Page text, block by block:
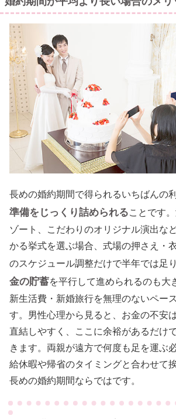
長めの婚約期間で得られるいちばんの利
準備をじっくり詰められることです
ゾート、こだわりのオリジナル演出な
かる挙式を選ぶ場合、式場の押さえ・
のスケジュール調整だけで半年では足
金の貯蓄を平行して進められるのも大
新生活費・新婚旅行を無理のないペー
す。男性心理から見ると、お金の不安
直結しやすく、ここに余裕があるだけ
きます。両親が遠方で何度も足を運ぶ
給休暇や帰省のタイミングと合わせて
長めの婚約期間ならではです。